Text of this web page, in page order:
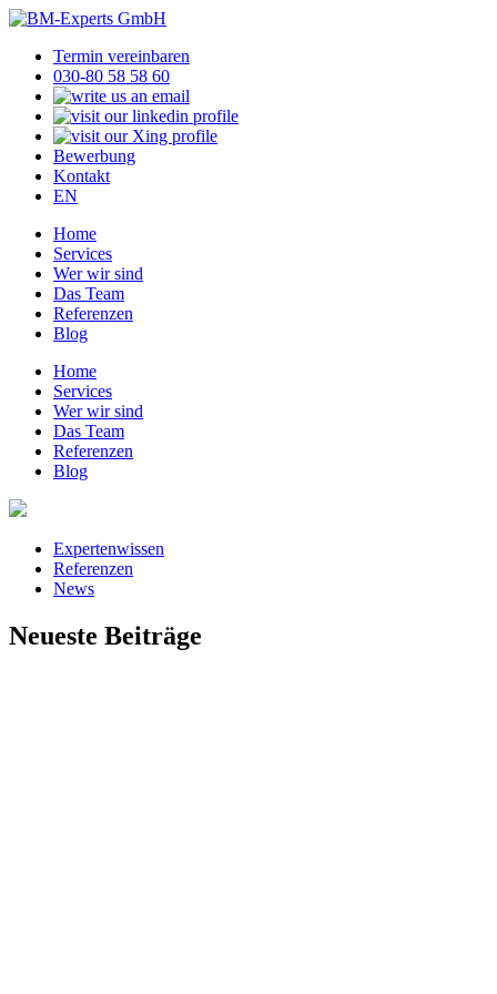
Termin vereinbaren
030-80 58 58 60
Bewerbung
Kontakt
EN
Home
Services
Wer wir sind
Das Team
Referenzen
Blog
Home
Services
Wer wir sind
Das Team
Referenzen
Blog
Expertenwissen
Referenzen
News
Neueste Beiträge